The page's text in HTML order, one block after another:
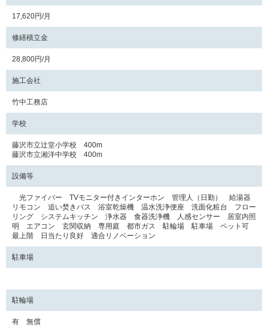
17,620円/月
修繕積立金
28,800円/月
施工会社
竹中工務店
学校
藤沢市立辻堂小学校 400m
藤沢市立湘洋中学校 400m
設備等
光ファイバー TVモニター付きインターホン 管理人（日勤） 給湯器
リモコン 追い焚きバス 浴室乾燥機 温水洗浄便座 洗面化粧台 フロー
リング システムキッチン 浄水器 食器洗浄機 人感センサー 居室内照
明 エアコン 玄関収納 専用庭 都市ガス 駐輪場 駐車場 ペット可
最上階 日当たり良好 適合リノベーション
駐車場
駐輪場
有 無償